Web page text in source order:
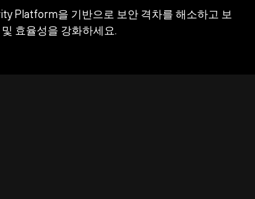
Platform을 기반으로 보안 격차를 해소하고 보
효율성을 강화하세요.